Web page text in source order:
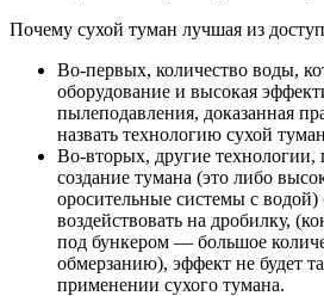
Почему сухой туман лучшая из
Во-первых, количество воды,
оборудование и высокая
пылеподавления, доказанная
назвать технологию сухой
Во-вторых, другие
создание тумана (это либо
оросительные системы с водой)
воздействовать на дробилку,
под бункером — большое
обмерзанию), эффект не будет
применении сухого тумана.